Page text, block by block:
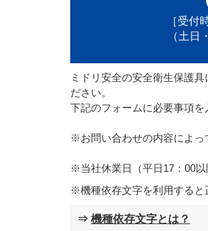
［受付
（土日
ミドリ安全の安全衛生保護
ださい。
下記のフォームに必要事項を
※お問い合わせの内容によっ
※当社休業日（平日17：00
機種依存文字を利用する
⇒ 機種依存文字とは？